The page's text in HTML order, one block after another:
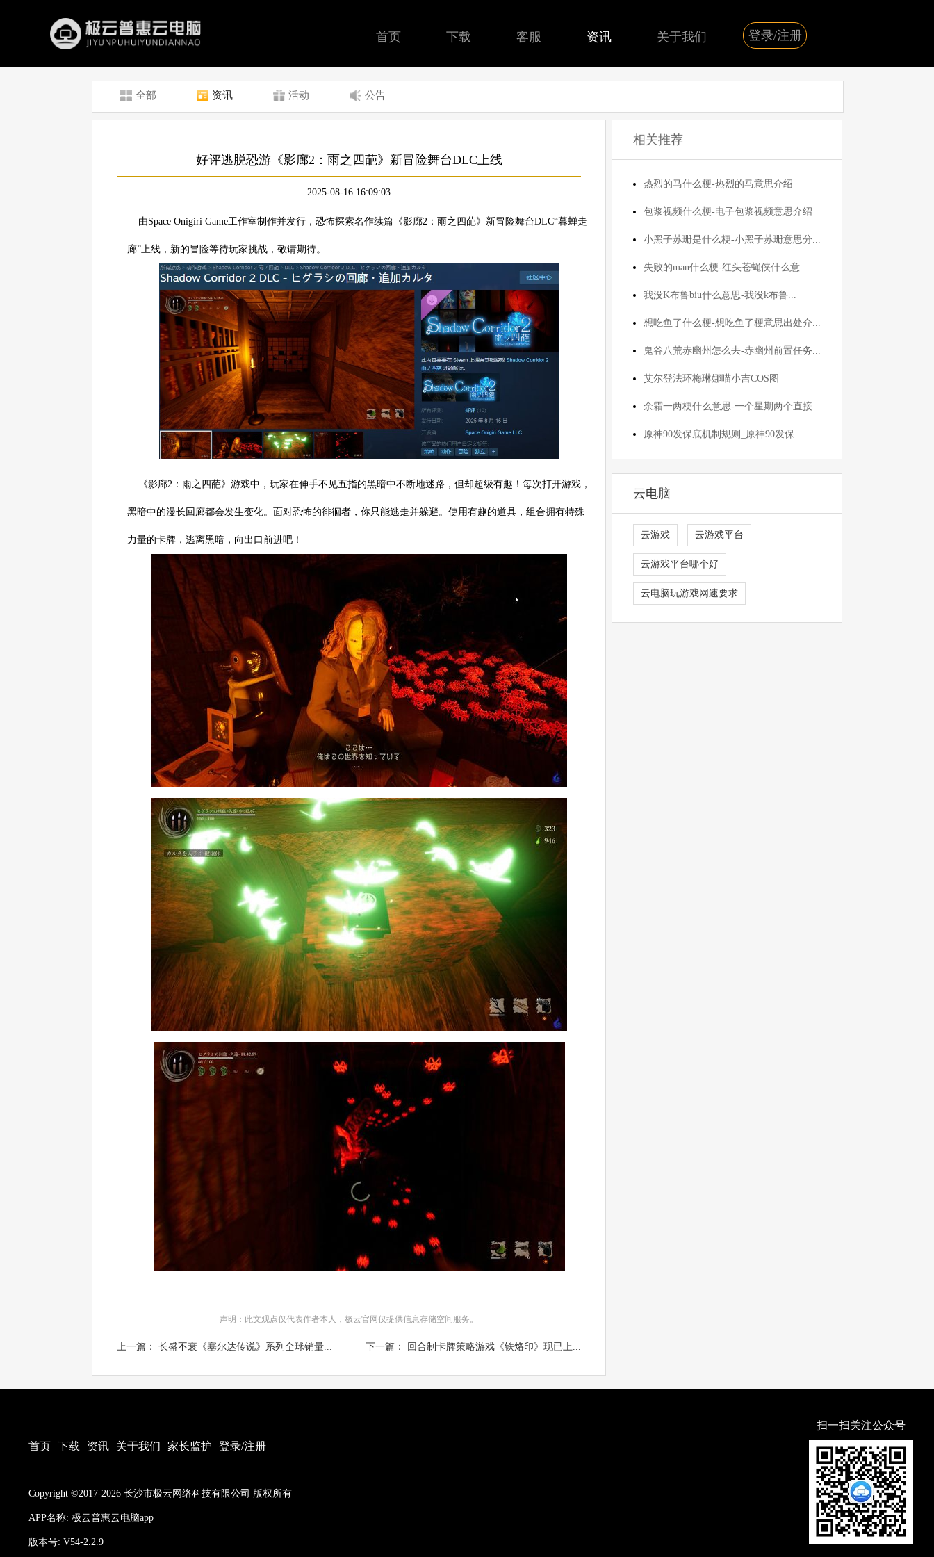
首页 下载 客服 资讯 关于我们 登录/注册
全部 资讯 活动 公告
好评逃脱恐游《影廊2：雨之四葩》新冒险舞台DLC上线
2025-08-16 16:09:03
由Space Onigiri Game工作室制作并发行，恐怖探索名作续篇《影廊2：雨之四葩》新冒险舞台DLC“暮蝉走
廊”上线，新的冒险等待玩家挑战，敬请期待。
《影廊2：雨之四葩》游戏中，玩家在伸手不见五指的黑暗中不断地迷路，但却超级有趣！每次打开游戏，
黑暗中的漫长回廊都会发生变化。面对恐怖的徘徊者，你只能逃走并躲避。使用有趣的道具，组合拥有特殊
力量的卡牌，逃离黑暗，向出口前进吧！
声明：此文观点仅代表作者本人，极云官网仅提供信息存储空间服务。
上一篇： 长盛不衰《塞尔达传说》系列全球销量... 下一篇： 回合制卡牌策略游戏《铁烙印》现已上...
相关推荐
热烈的马什么梗-热烈的马意思介绍
包浆视频什么梗-电子包浆视频意思介绍
小黑子苏珊是什么梗-小黑子苏珊意思分...
失败的man什么梗-红头苍蝇侠什么意...
我没K布鲁biu什么意思-我没k布鲁...
想吃鱼了什么梗-想吃鱼了梗意思出处介...
鬼谷八荒赤幽州怎么去-赤幽州前置任务...
艾尔登法环梅琳娜喵小吉COS图
余霜一两梗什么意思-一个星期两个直接
原神90发保底机制规则_原神90发保...
云电脑
云游戏 云游戏平台
云游戏平台哪个好
云电脑玩游戏网速要求
首页 下载 资讯 关于我们 家长监护 登录/注册
Copyright ©2017-2026 长沙市极云网络科技有限公司 版权所有
APP名称: 极云普惠云电脑app
版本号: V54-2.2.9
扫一扫关注公众号